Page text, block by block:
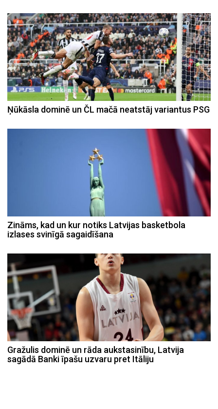
Ņūkāsla dominē un ČL mačā neatstāj variantus PSG
Zināms, kad un kur notiks Latvijas basketbola
izlases svinīgā sagaidīšana
Gražulis dominē un rāda aukstasinību, Latvija
sagādā Banki īpašu uzvaru pret Itāliju